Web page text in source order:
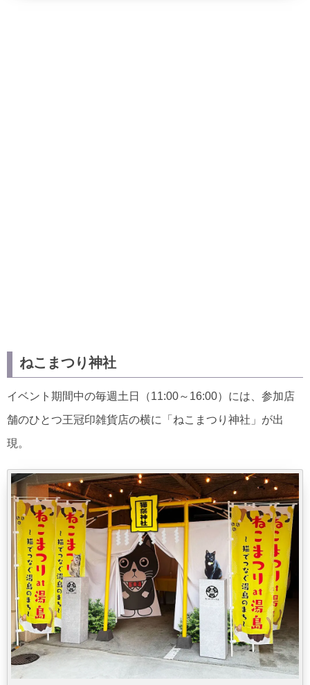
ねこまつり神社
イベント期間中の毎週土日（11:00～16:00）には、参加店
舗のひとつ王冠印雑貨店の横に「ねこまつり神社」が出
現。